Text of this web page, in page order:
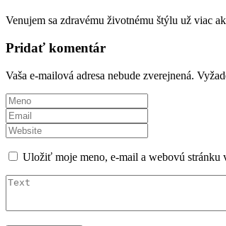
Venujem sa zdravému životnému štýlu už viac
Pridať komentár
Vaša e-mailová adresa nebude zverejnená.
Uložiť moje meno, e-mail a webovú stránku